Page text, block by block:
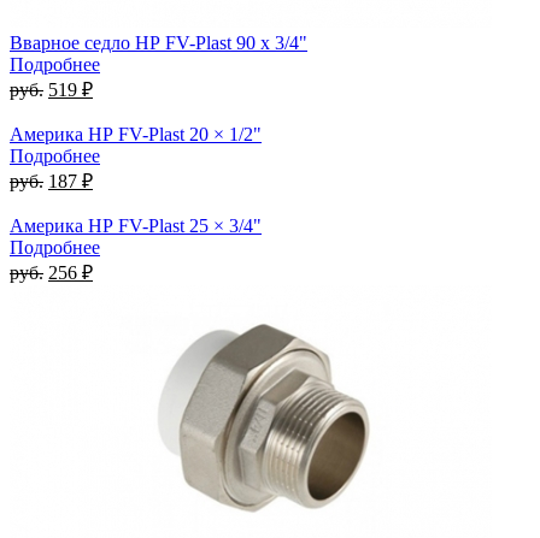
Вварное седло НР FV-Plast 90 x 3/4"
Подробнее
руб. 519 ₽
Америка НР FV-Plast 20 × 1/2"
Подробнее
руб. 187 ₽
Америка НР FV-Plast 25 × 3/4"
Подробнее
руб. 256 ₽